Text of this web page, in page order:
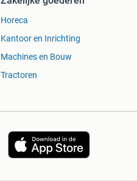
Horeca
Kantoor en Inrichting
Machines en Bouw
Tractoren